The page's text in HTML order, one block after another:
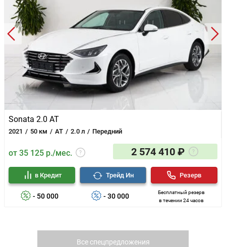
Sonata 2.0 AT
2021 50 км AT 2.0 л Передний
от 35 125 р./мес. 2 574 410 ₽
- 50 000
в Кредит
- 30 000
Трейд Ин
Бесплатный резерв
в течении 24 часов
Резерв
Все спецпредложения